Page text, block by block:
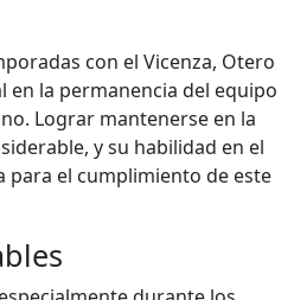
con el Vicenza, Otero
la permanencia del equipo
Lograr mantenerse en la
y su habilidad en el
para el cumplimiento de este